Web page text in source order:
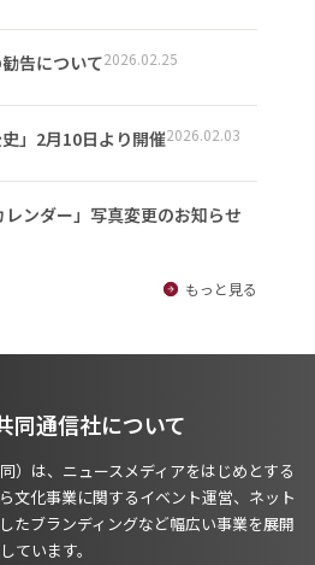
告について2026.02.25
」2月10日より開催2026.02.03
レンダー」写真変更のお知らせ
もっと見る
同通信社について
）は、ニュースメディアをはじめとする
文化事業に関するイベント運営、ネット
たブランディングなど幅広い事業を展開
しています。